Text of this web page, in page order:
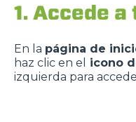
1. Accede
En la página de
haz clic en el
icono
izquierda para